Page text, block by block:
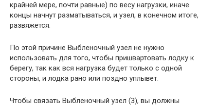
крайней мере, почти равные) по весу нагрузки, иначе
концы начнут разматываться, и узел, в конечном итоге,
развяжется.
По этой причине Выбленочный узел не нужно
использовать для того, чтобы пришвартовать лодку к
берегу, так как вся нагрузка будет только с одной
стороны, и лодка рано или поздно уплывет.
Чтобы связать Выбленочный узел (3), вы должны